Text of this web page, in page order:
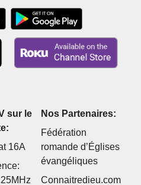
sur le
16A
Nos Partenaires:
Fédération
romande d’Églises
évangéliques
Connaitredieu.com